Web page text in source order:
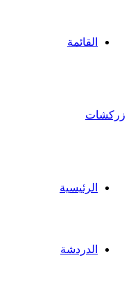
القائمة
زركشات
الرئيسية
الدردشة